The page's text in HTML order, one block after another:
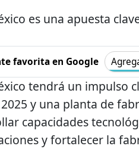
es una apuesta
favorita en Google
tendrá un impulso
y una planta de
capacidades
y fortalecer la